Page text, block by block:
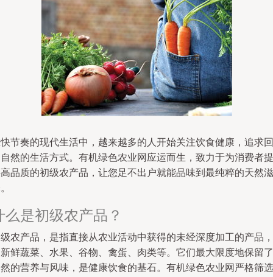
节奏的现代生活中，越来越多的人开始关注饮食健康，追求回
然的生活方式。有机绿色农业网应运而生，致力于为消费者提
品质的初级农产品，让您足不出户就能品味到最纯粹的天然滋
么是初级农产品？
农产品，是指直接从农业活动中获得的未经深度加工的产品，
鲜蔬菜、水果、谷物、禽蛋、肉类等。它们最大限度地保留了
的营养与风味，是健康饮食的基石。有机绿色农业网严格筛选